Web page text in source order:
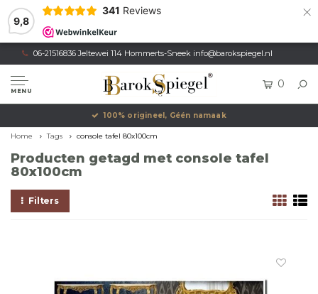
9,8
341 Reviews ×
06-21516836 Jeltewei 114 Hommerts-Sneek info@barokspiegel.nl
MENU
0
100% origineel, Géén namaak
Home Tags console tafel 80x100cm
Producten getagd met console tafel
80x100cm
Filters